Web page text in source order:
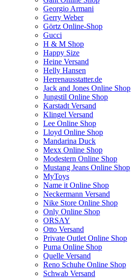
Georgio Armani
Gerry Weber
Görtz Online-Shop
Gucci
H & M Shop
Happy Size
Heine Versand
Helly Hansen
Herrenausstatter.de
Jack and Jones Online Shop
Jungstil Online Shop
Karstadt Versand
Klingel Versand
Lee Online Shop
Lloyd Online Shop
Mandarina Duck
Mexx Online Shop
Modestern Online Shop
Mustang Jeans Online Shop
MyToys
Name it Online Shop
Neckermann Versand
Nike Store Online Shop
Only Online Shop
ORSAY
Otto Versand
Private Outlet Online Shop
Puma Online Shop
Quelle Versand
Reno Schuhe Online Shop
Schwab Versand